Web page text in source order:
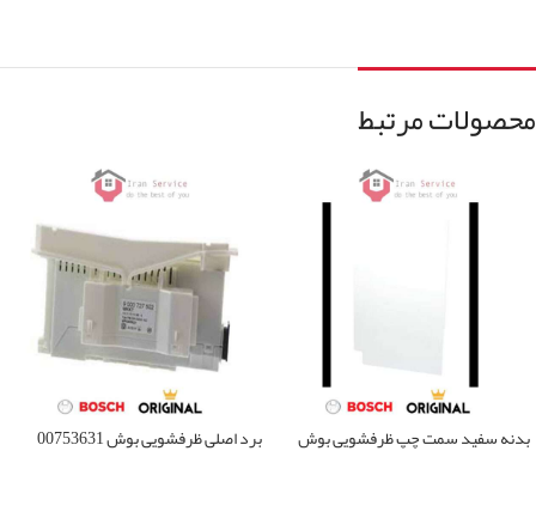
محصولات مرتبط
بدنه سفید سمت چپ ظرفشویی بوش
برد اصلی ظرفشویی بوش 00753631